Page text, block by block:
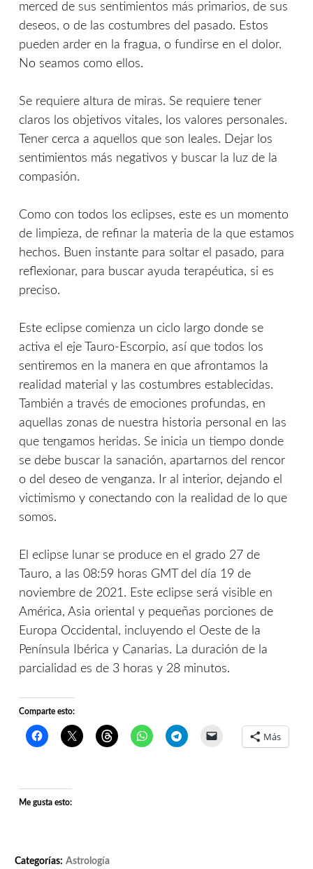
merced de sus sentimientos más primarios, de sus
deseos, o de las costumbres del pasado. Estos
pueden arder en la fragua, o fundirse en el dolor.
No seamos como ellos.
Se requiere altura de miras. Se requiere tener
claros los objetivos vitales, los valores personales.
Tener cerca a aquellos que son leales. Dejar los
sentimientos más negativos y buscar la luz de la
compasión.
Como con todos los eclipses, este es un momento
de limpieza, de refinar la materia de la que estamos
hechos. Buen instante para soltar el pasado, para
reflexionar, para buscar ayuda terapéutica, si es
preciso.
Este eclipse comienza un ciclo largo donde se
activa el eje Tauro-Escorpio, así que todos los
sentiremos en la manera en que afrontamos la
realidad material y las costumbres establecidas.
También a través de emociones profundas, en
aquellas zonas de nuestra historia personal en las
que tengamos heridas. Se inicia un tiempo donde
se debe buscar la sanación, apartarnos del rencor
o del deseo de venganza. Ir al interior, dejando el
victimismo y conectando con la realidad de lo que
somos.
El eclipse lunar se produce en el grado 27 de
Tauro, a las 08:59 horas GMT del día 19 de
noviembre de 2021. Este eclipse será visible en
América, Asia oriental y pequeñas porciones de
Europa Occidental, incluyendo el Oeste de la
Península Ibérica y Canarias. La duración de la
parcialidad es de 3 horas y 28 minutos.
Comparte esto:
Más
Me gusta esto:
Categorías: Astrología